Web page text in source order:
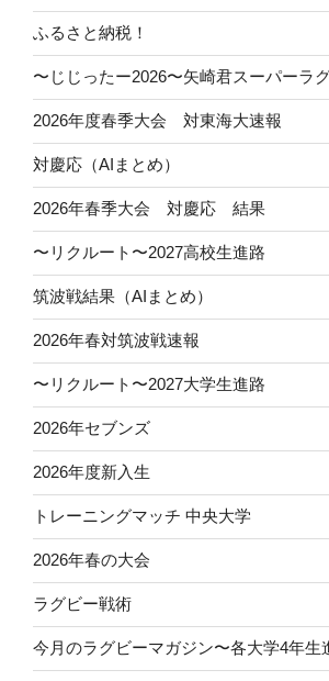
ふるさと納税！
〜じじったー2026〜矢崎君スーパーラ
2026年度春季大会 対東海大速報
対慶応（AIまとめ）
2026年春季大会 対慶応 結果
〜リクルート〜2027高校生進路
筑波戦結果（AIまとめ）
2026年春対筑波戦速報
〜リクルート〜2027大学生進路
2026年セブンズ
2026年度新入生
トレーニングマッチ 中央大学
2026年春の大会
ラグビー戦術
今月のラグビーマガジン〜各大学4年生